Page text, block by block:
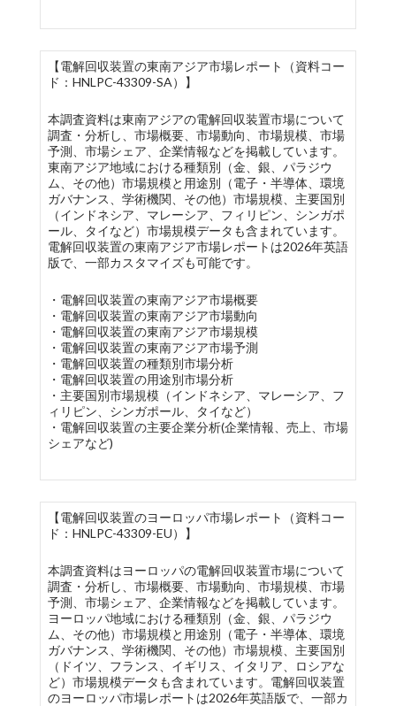
【電解回収装置の東南アジア市場レポート（資料コー
ド：HNLPC-43309-SA）】
本調査資料は東南アジアの電解回収装置市場について
調査・分析し、市場概要、市場動向、市場規模、市場
予測、市場シェア、企業情報などを掲載しています。
東南アジア地域における種類別（金、銀、パラジウ
ム、その他）市場規模と用途別（電子・半導体、環境
ガバナンス、学術機関、その他）市場規模、主要国別
（インドネシア、マレーシア、フィリピン、シンガポ
ール、タイなど）市場規模データも含まれています。
電解回収装置の東南アジア市場レポートは2026年英語
版で、一部カスタマイズも可能です。
・電解回収装置の東南アジア市場概要
・電解回収装置の東南アジア市場動向
・電解回収装置の東南アジア市場規模
・電解回収装置の東南アジア市場予測
・電解回収装置の種類別市場分析
・電解回収装置の用途別市場分析
・主要国別市場規模（インドネシア、マレーシア、フ
ィリピン、シンガポール、タイなど）
・電解回収装置の主要企業分析(企業情報、売上、市場
シェアなど)
【電解回収装置のヨーロッパ市場レポート（資料コー
ド：HNLPC-43309-EU）】
本調査資料はヨーロッパの電解回収装置市場について
調査・分析し、市場概要、市場動向、市場規模、市場
予測、市場シェア、企業情報などを掲載しています。
ヨーロッパ地域における種類別（金、銀、パラジウ
ム、その他）市場規模と用途別（電子・半導体、環境
ガバナンス、学術機関、その他）市場規模、主要国別
（ドイツ、フランス、イギリス、イタリア、ロシアな
ど）市場規模データも含まれています。電解回収装置
のヨーロッパ市場レポートは2026年英語版で、一部カ